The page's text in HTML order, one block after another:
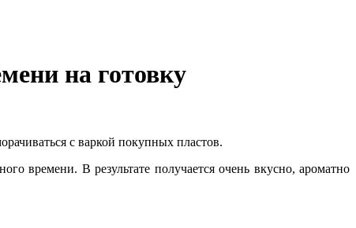
на готовку
с варкой покупных пластов.
времени. В результате получается очень вкусно, ароматно